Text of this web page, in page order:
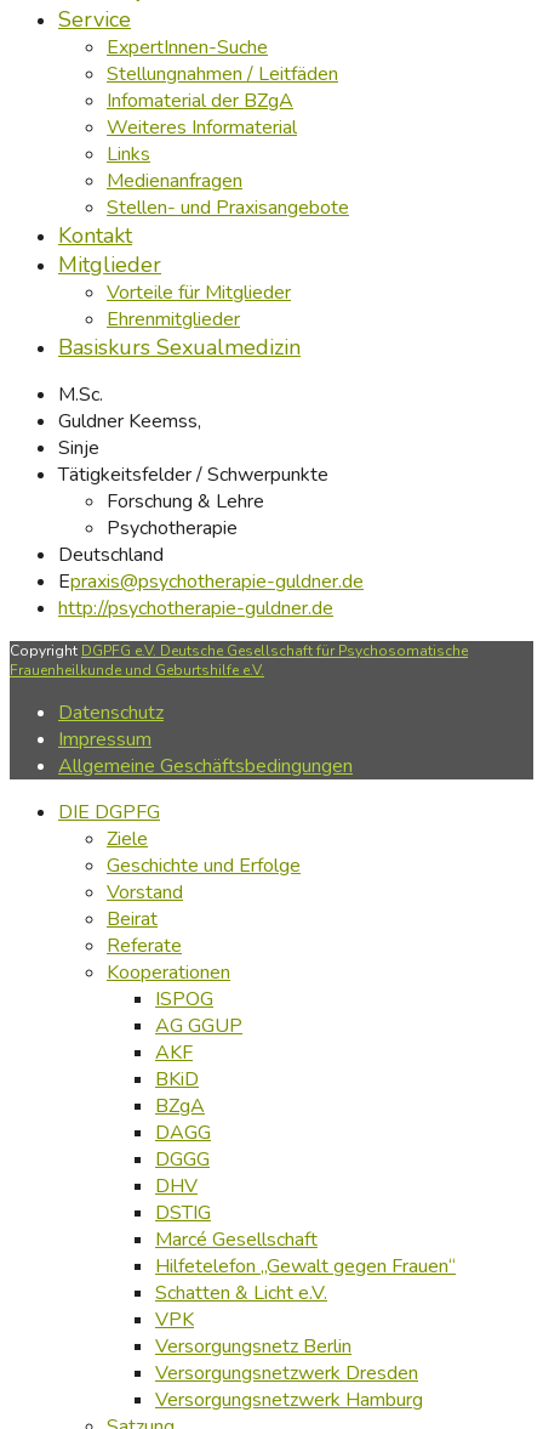
Service
ExpertInnen-Suche
Stellungnahmen / Leitfäden
Infomaterial der BZgA
Weiteres Informaterial
Links
Medienanfragen
Stellen- und Praxisangebote
Kontakt
Mitglieder
Vorteile für Mitglieder
Ehrenmitglieder
Basiskurs Sexualmedizin
M.Sc.
Guldner Keemss,
Sinje
Tätigkeitsfelder / Schwerpunkte
Forschung & Lehre
Psychotherapie
Deutschland
Epraxis@psychotherapie-guldner.de
http://psychotherapie-guldner.de
Copyright DGPFG e.V. Deutsche Gesellschaft für Psychosomatische
Frauenheilkunde und Geburtshilfe e.V.
Datenschutz
Impressum
Allgemeine Geschäftsbedingungen
DIE DGPFG
Ziele
Geschichte und Erfolge
Vorstand
Beirat
Referate
Kooperationen
ISPOG
AG GGUP
AKF
BKiD
BZgA
DAGG
DGGG
DHV
DSTIG
Marcé Gesellschaft
Hilfetelefon „Gewalt gegen Frauen“
Schatten & Licht e.V.
VPK
Versorgungsnetz Berlin
Versorgungsnetzwerk Dresden
Versorgungsnetzwerk Hamburg